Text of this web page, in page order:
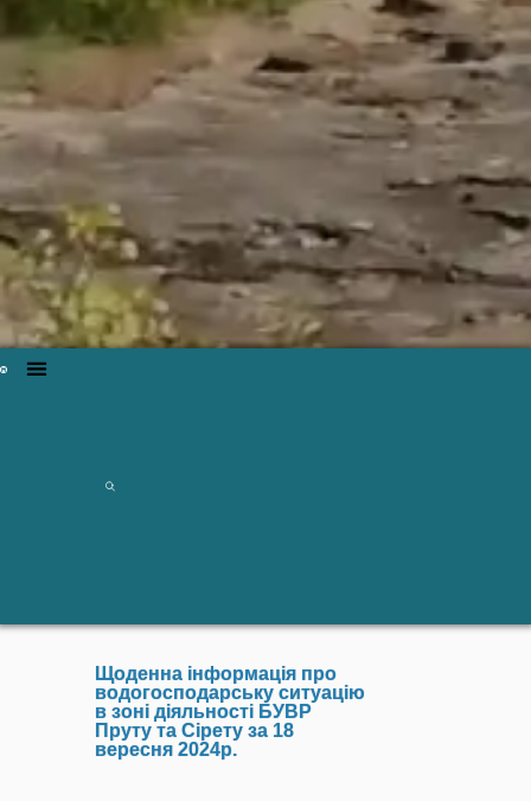
Щоденна інформація про
водогосподарську ситуацію
в зоні діяльності БУВР
Пруту та Сірету за 18
вересня 2024р.